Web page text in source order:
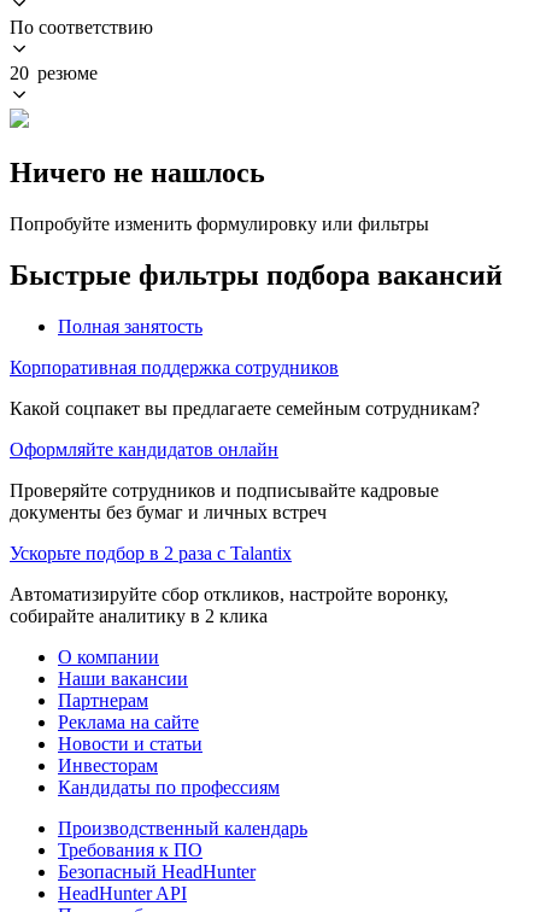
По соответствию
20 резюме
Ничего не нашлось
Попробуйте изменить формулировку или фильтры
Быстрые фильтры подбора вакансий
Полная занятость
Корпоративная поддержка сотрудников
Какой соцпакет вы предлагаете семейным сотрудникам?
Оформляйте кандидатов онлайн
Проверяйте сотрудников и подписывайте кадровые
документы без бумаг и личных встреч
Ускорьте подбор в 2 раза с Talantix
Автоматизируйте сбор откликов, настройте воронку,
собирайте аналитику в 2 клика
О компании
Наши вакансии
Партнерам
Реклама на сайте
Новости и статьи
Инвесторам
Кандидаты по профессиям
Производственный календарь
Требования к ПО
Безопасный HeadHunter
HeadHunter API